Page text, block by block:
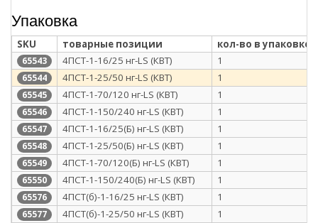
Упаковка
SKU товарные позиции кол-во в упаковке
65543 4ПСТ-1-16/25 нг-LS (КВТ) 1
65544 4ПСТ-1-25/50 нг-LS (КВТ) 1
65545 4ПСТ-1-70/120 нг-LS (КВТ) 1
65546 4ПСТ-1-150/240 нг-LS (КВТ) 1
65547 4ПСТ-1-16/25(Б) нг-LS (КВТ) 1
65548 4ПСТ-1-25/50(Б) нг-LS (КВТ) 1
65549 4ПСТ-1-70/120(Б) нг-LS (КВТ) 1
65550 4ПСТ-1-150/240(Б) нг-LS (КВТ) 1
65576 4ПСТ(б)-1-16/25 нг-LS (КВТ) 1
65577 4ПСТ(б)-1-25/50 нг-LS (КВТ) 1